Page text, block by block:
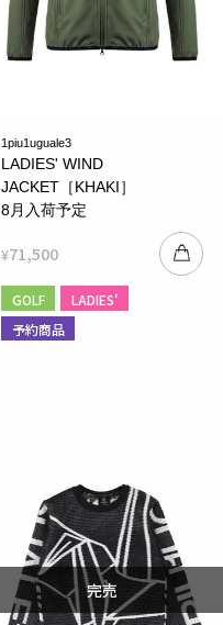
1piu1uguale3
LADIES' WIND
JACKET［KHAKI］
8月入荷予定
¥71,500
GOLF
LADIES'
予約商品